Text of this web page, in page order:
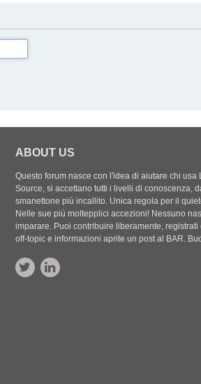
ABOUT US
Questo forum nasce con l'idea di aiutare chi usa
Source, si accettano tutti i livelli di conoscenza,
smanettone più incallito. Unica regola per il
Nelle sue più moltepplici accezioni! Nessuno
imparare. Puoi contribuire liberamente,
off-topic e informazioni aprite un post al BAR.